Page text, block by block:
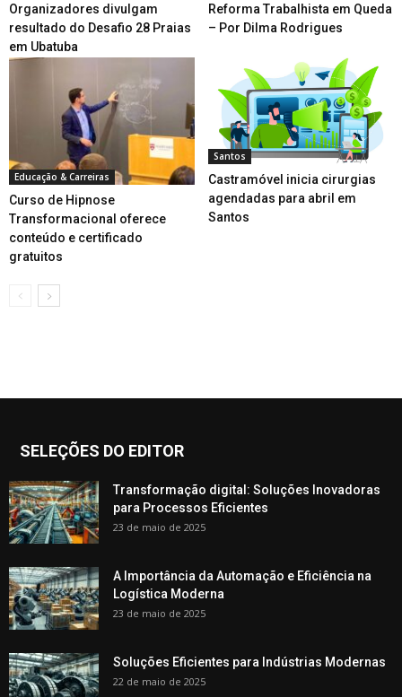
Organizadores divulgam
resultado do Desafio 28 Praias
em Ubatuba
Reforma Trabalhista em Queda
– Por Dilma Rodrigues
Educação & Carreiras
Curso de Hipnose
Transformacional oferece
conteúdo e certificado
gratuitos
Santos
Castramóvel inicia cirurgias
agendadas para abril em
Santos
SELEÇÕES DO EDITOR
Transformação digital: Soluções Inovadoras
para Processos Eficientes
23 de maio de 2025
A Importância da Automação e Eficiência na
Logística Moderna
23 de maio de 2025
Soluções Eficientes para Indústrias Modernas
22 de maio de 2025